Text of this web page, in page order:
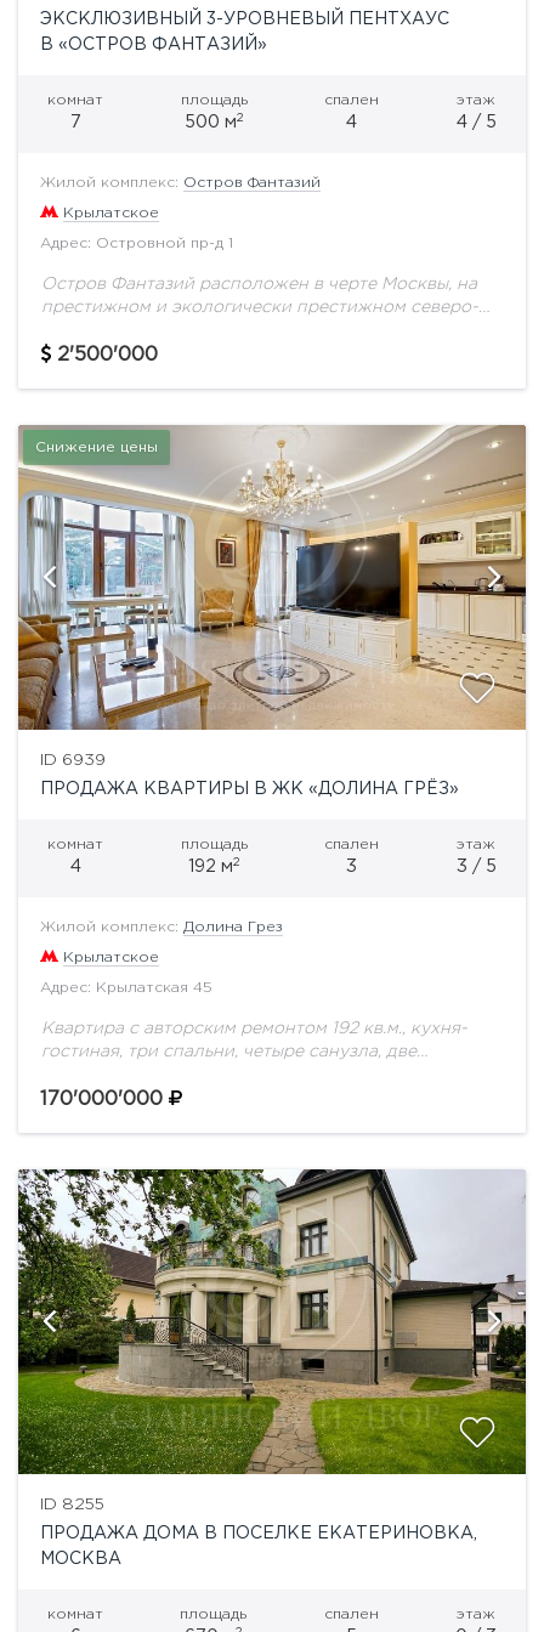
ЭКСКЛЮЗИВНЫЙ 3-УРОВНЕВЫЙ ПЕНТХАУС
В «ОСТРОВ ФАНТАЗИЙ»
комнат
7
площадь
500 м2
спален
4
этаж
4 / 5
Жилой комплекс: Остров Фантазий
Крылатское
Адрес: Островной пр-д 1
Остров Фантазий расположен в черте Москвы, на
престижном и экологически престижном северо-
живописной Татаровской пойме. Это один из
2'500'000
Снижение цены
ID 6939
ПРОДАЖА КВАРТИРЫ В ЖК «ДОЛИНА ГРЁЗ»
комнат
4
площадь
192 м2
спален
3
этаж
3 / 5
Жилой комплекс: Долина Грез
Крылатское
Адрес: Крылатская 45
Квартира с авторским ремонтом 192 кв.м., кухня-
гостиная, три спальни, четыре санузла, две
Жилой комплекс категории бизнес-класса состоит
170'000'000
ID 8255
ПРОДАЖА ДОМА В ПОСЕЛКЕ ЕКАТЕРИНОВКА,
МОСКВА
комнат площадь спален этаж